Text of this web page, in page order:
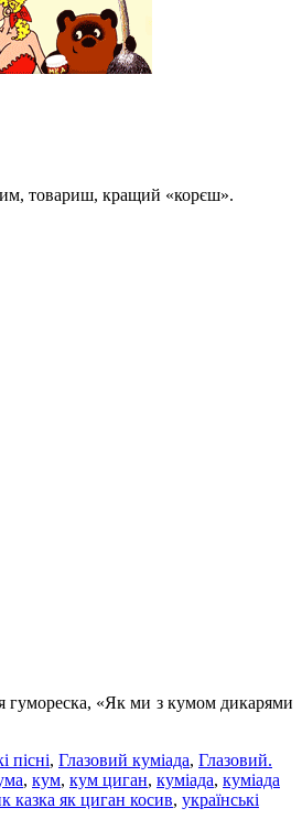
товариш, кращий «корєш».
гумореска, «Як ми з кумом дикарями
пісні, Глазовий куміада, Глазовий.
, кум, кум циган, куміада, куміада
казка як циган косив, українські